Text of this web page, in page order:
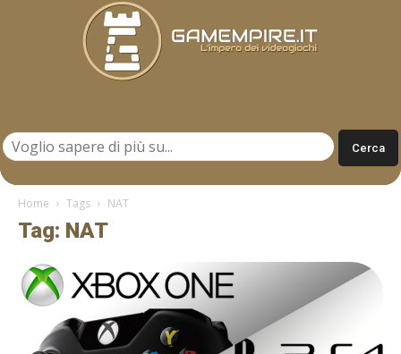
Home Tags NAT
Tag: NAT